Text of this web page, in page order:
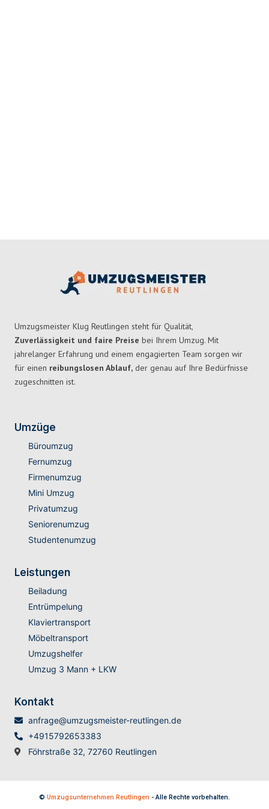
Umzugsmeister Klug Reutlingen steht für Qualität,
Zuverlässigkeit und faire Preise bei Ihrem Umzug. Mit
jahrelanger Erfahrung und einem engagierten Team sorgen wir
für einen reibungslosen Ablauf, der genau auf Ihre Bedürfnisse
zugeschnitten ist.
Umzüge
Büroumzug
Fernumzug
Firmenumzug
Mini Umzug
Privatumzug
Seniorenumzug
Studentenumzug
Leistungen
Beiladung
Entrümpelung
Klaviertransport
Möbeltransport
Umzugshelfer
Umzug 3 Mann + LKW
Kontakt
anfrage@umzugsmeister-reutlingen.de
+4915792653383
Föhrstraße 32, 72760 Reutlingen
© Umzugsunternehmen Reutlingen - Alle Rechte vorbehalten.